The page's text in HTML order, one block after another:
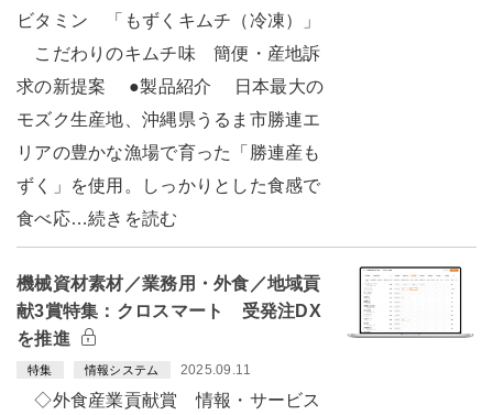
ビタミン 「もずくキムチ（冷凍）」
こだわりのキムチ味 簡便・産地訴
求の新提案 ●製品紹介 日本最大の
モズク生産地、沖縄県うるま市勝連エ
リアの豊かな漁場で育った「勝連産も
ずく」を使用。しっかりとした食感で
食べ応…続きを読む
機械資材素材／業務用・外食／地域貢
献3賞特集：クロスマート 受発注DX
を推進
特集 情報システム 2025.09.11
◇外食産業貢献賞 情報・サービス